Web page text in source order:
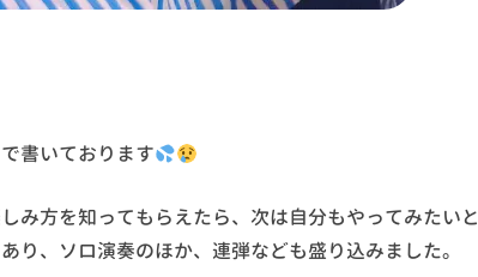
書いております
み方を知ってもらえたら、次は自分もやってみたいと
り、ソロ演奏のほか、連弾なども盛り込みました。